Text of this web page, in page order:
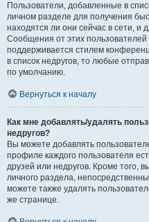
Пользователи, добавленные в
личном разделе для получения
находятся ли они сейчас в сети,
Сообщения от этих пользователей
поддерживается стилем
в список недругов, то любые
по умолчанию.
Вернуться к началу
Как мне добавлять/удалять
недругов?
Вы можете добавлять
профиле каждого пользователя
друзей или недругов. Кроме того,
личного раздела,
можете также удалять
же странице.